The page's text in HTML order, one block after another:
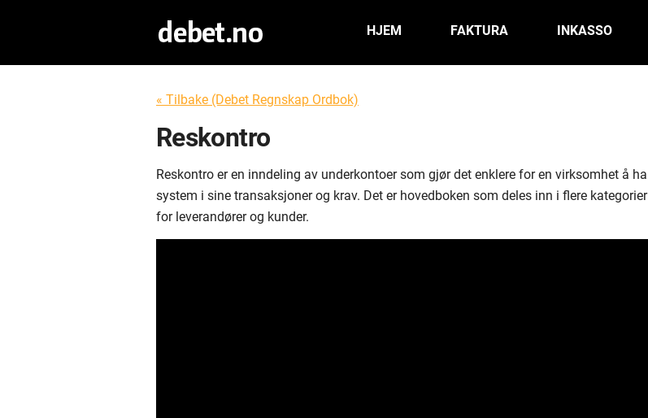
INKASSO
FAKTURA
HJEM
« Tilbake (Debet Regnskap Ordbok)
Reskontro
Reskontro er en inndeling av underkontoer som gjør det enklere for en virksomhet å ha
system i sine transaksjoner og krav. Det er hovedboken som deles inn i flere kategorier
for leverandører og kunder.